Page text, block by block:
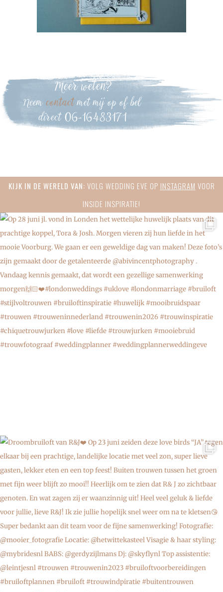
Meer weten?
Neemcontactmet mij op of bel
direct 06-16483171
Primary
KIJK IN DE WERELD VAN: VOLG WEDDING EVE OP INSTAGRAM VOOR
INSIDE INSPIRATIE!